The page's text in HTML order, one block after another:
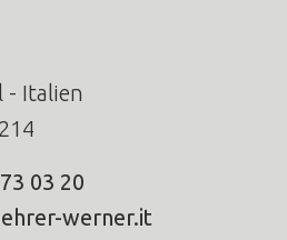
- Italien
03 20
werner.it